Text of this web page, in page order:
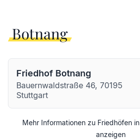
Botnang
Friedhof Botnang
Bauernwaldstraße 46, 70195
Stuttgart
Mehr Informationen zu Friedhöfen in
anzeigen